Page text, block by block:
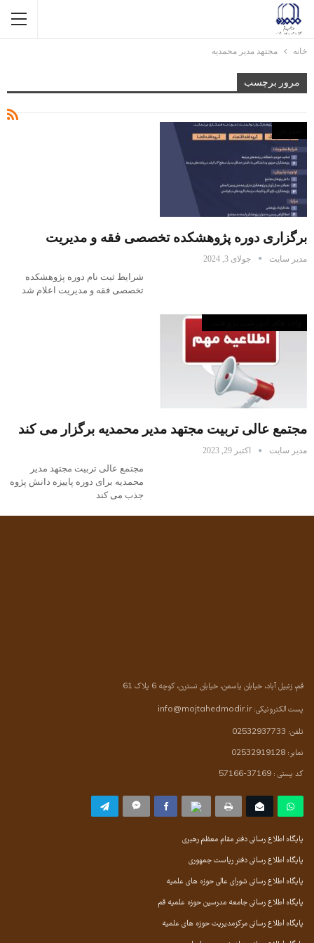
خانه مجتهد مدیر محمدیه
مرور برچسب
برگزاری دوره پژوهشکده تخصصی فقه و مدیریت
مدیر سایت جولای 3, 2024
شرایط ثبت نام دوره پژوهشکده
تخصصی فقه و مدیریت اعلام شد
مجتمع عالی تربیت مجتهد مدیر محمدیه برگزار می کند
مدیر سایت اکتبر 29, 2023
مجتمع عالی تربیت مجتهد مدیر
محمدیه برای دوره پاییزه دانش پژوه
جذب می کند
قم، زنبیل آباد، خیابان یاسمن، خیابان نسترن، کوچه 6 پلاک 61
پست الکترونیکی:info@mojtahedmodir.ir
تلفن: 02532937733
نمابر: 02532919128
کد پستی : 37169-57166
پایگاه اطلاع رسانی دفتر مقام معظم رهبری
پایگاه اطلاع رسانی دفتر ریاست جمهوری
پایگاه اطلاع رسانی شورای عالی حوزه های علمیه
پایگاه اطلاع رسانی جامعه مدرسین حوزه علمیه قم
پایگاه اطلاع رسانی مرکزمدیریت حوزه های علمیه